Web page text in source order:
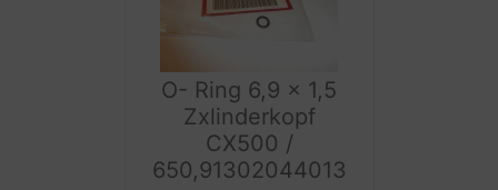
O- Ring 6,9 x 1,5
Zxlinderkopf
CX500 /
650,91302044013